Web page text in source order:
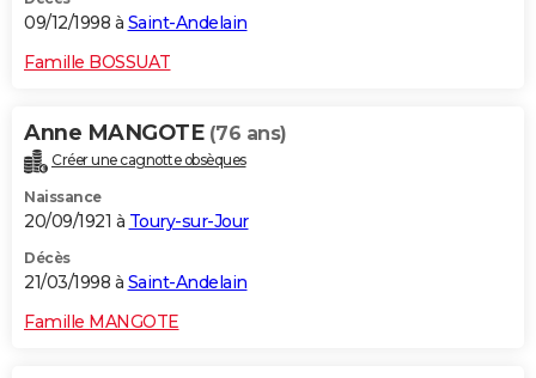
09/12/1998 à Saint-Andelain
Famille BOSSUAT
Anne MANGOTE (76 ans)
Créer une cagnotte obsèques
Naissance
20/09/1921 à Toury-sur-Jour
Décès
21/03/1998 à Saint-Andelain
Famille MANGOTE